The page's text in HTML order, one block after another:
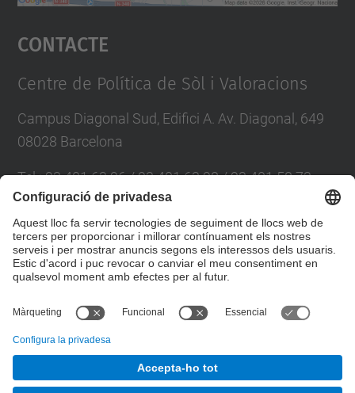
Accepta
powered by
Contacte
Centre de Política de Sòl i Valoracions
Campus Diagonal Sud, Edifici A. Av. Diagonal, 649
08028 Barcelona
Tel.:93 401 63 96 / 93 401 63 98 / 93 401 58 73
Directori UPC
Formulari de contacte